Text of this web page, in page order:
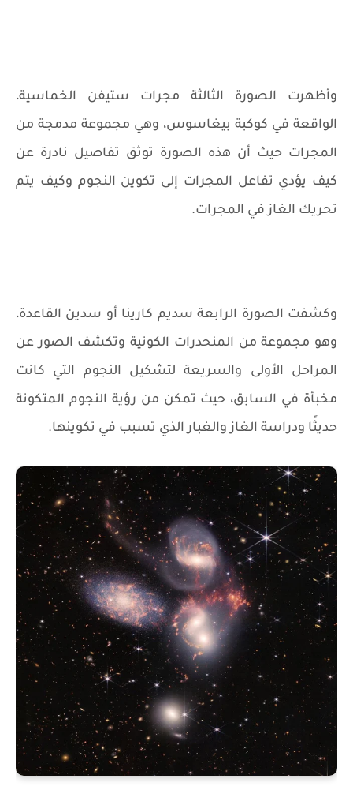
وأظهرت الصورة الثالثة مجرات ستيفن الخماسية،
الواقعة في كوكبة بيغاسوس، وهي مجموعة مدمجة من
المجرات حيث أن هذه الصورة توثق تفاصيل نادرة عن
كيف يؤدي تفاعل المجرات إلى تكوين النجوم وكيف يتم
تحريك الغاز في المجرات.
وكشفت الصورة الرابعة سديم كارينا أو سدين القاعدة،
وهو مجموعة من المنحدرات الكونية وتكشف الصور عن
المراحل الأولى والسريعة لتشكيل النجوم التي كانت
مخبأة في السابق، حيث تمكن من رؤية النجوم المتكونة
حديثًا ودراسة الغاز والغبار الذي تسبب في تكوينها.